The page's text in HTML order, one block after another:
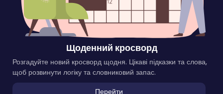
Щоденний кросворд
Розгадуйте новий кросворд щодня. Цікаві підказки та слова,
щоб розвинути логіку та словниковий запас.
Перейти